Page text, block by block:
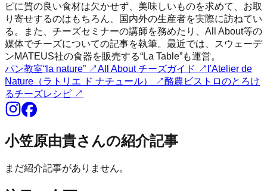
ピに質の良い食材は欠かせず、美味しいものを求めて、お取
り寄せするのはもちろん、国内外の生産者を実際に訪ねてい
る。また、チーズセミナーの講師を務めたり、All About等の
媒体でチーズについての記事を執筆。最近では、スウェーデ
ンMATEUS社の食器を販売する“La Table”も運営。
パン教室“la nature” ↗All About チーズガイド ↗ l'Atelier de
Nature（ラトリエ ド ナチュール）
↗酪農ビストロのとろけ
るチーズレシピ ↗
小笠原由貴さんの紹介記事
まだ紹介記事がありません。